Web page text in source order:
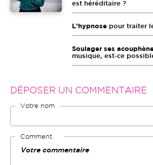
est héréditaire ?
L’hypnose pour traiter
Soulager ses
musique, est-ce
DÉPOSER UN COMMENTAIRE
Votre nom
Comment